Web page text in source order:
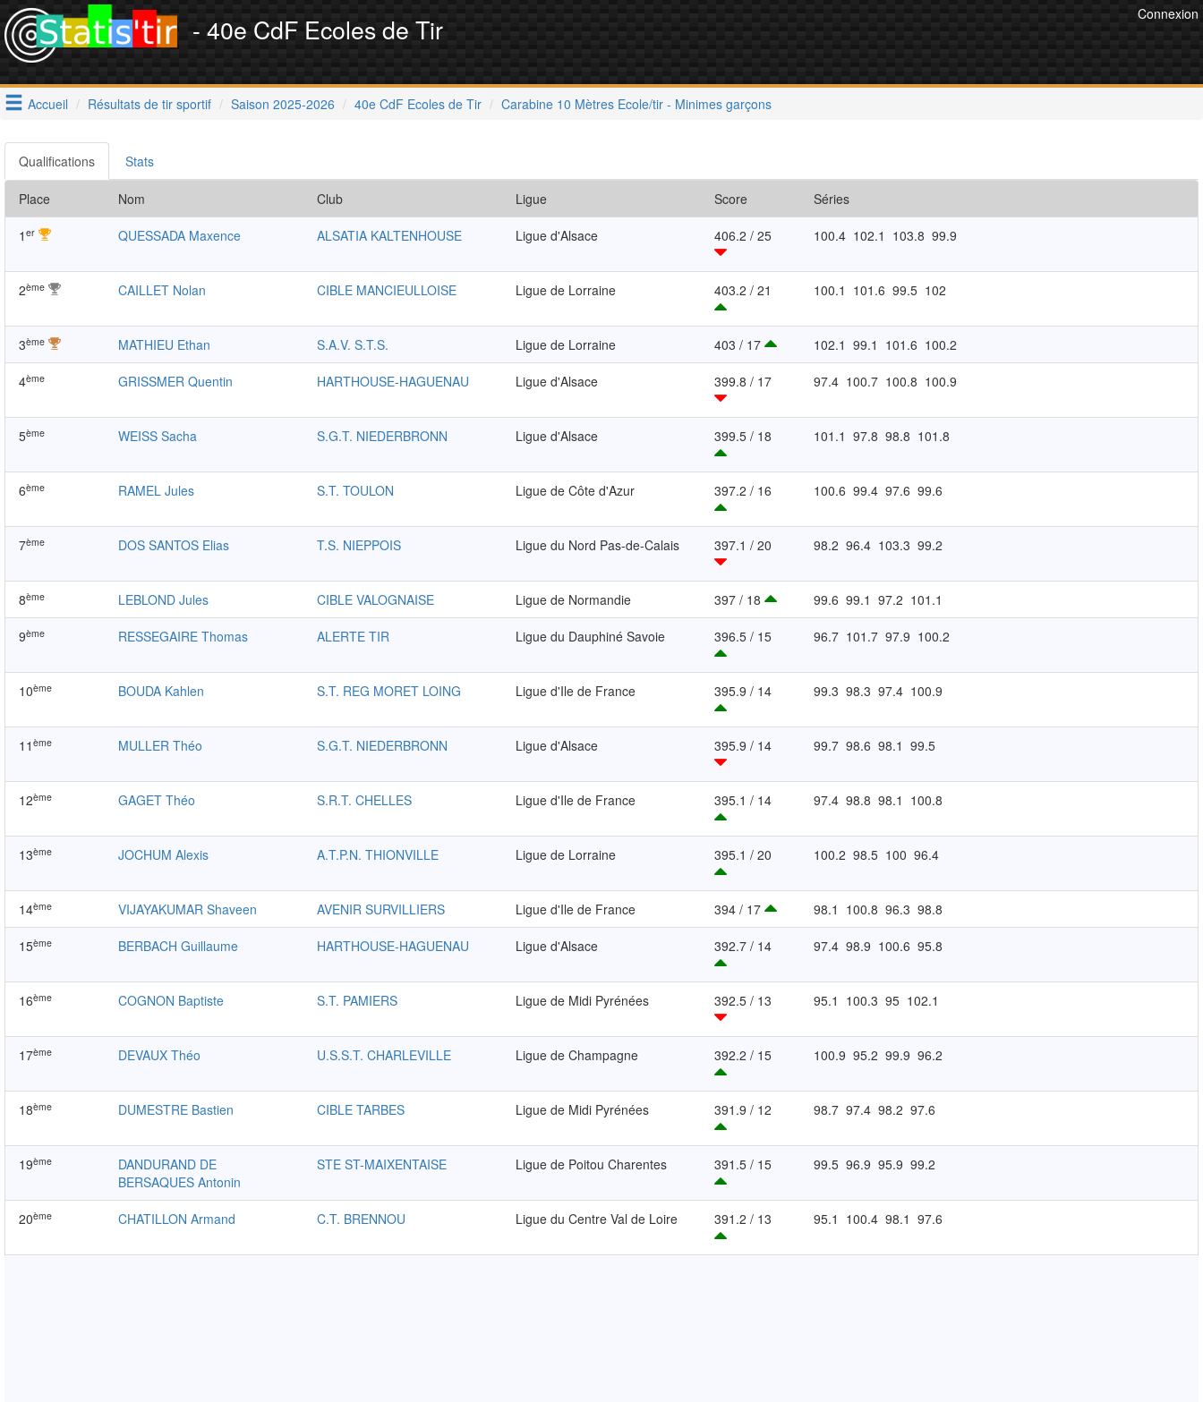
Connexion
- 40e CdF Ecoles de Tir
Accueil Résultats de tir sportif Saison 2025-2026 40e CdF Ecoles de Tir Carabine 10 Mètres Ecole/tir - Minimes garçons
Qualifications Stats
Place Nom Club Ligue Score Séries
1 er QUESSADA Maxence ALSATIA KALTENHOUSE Ligue d'Alsace 406.2 / 25 100.4 102.1 103.8 99.9
2ème CAILLET Nolan CIBLE MANCIEULLOISE Ligue de Lorraine 403.2 / 21 100.1 101.6 99.5 102
3ème MATHIEU Ethan S.A.V. S.T.S. Ligue de Lorraine 403 / 17 102.1 99.1 101.6 100.2
4ème GRISSMER Quentin HARTHOUSE-HAGUENAU Ligue d'Alsace 399.8 / 17 97.4 100.7 100.8 100.9
5ème WEISS Sacha S.G.T. NIEDERBRONN Ligue d'Alsace 399.5 / 18 101.1 97.8 98.8 101.8
6ème RAMEL Jules S.T. TOULON Ligue de Côte d'Azur 397.2 / 16 100.6 99.4 97.6 99.6
7ème DOS SANTOS Elias T.S. NIEPPOIS Ligue du Nord Pas-de-Calais 397.1 / 20 98.2 96.4 103.3 99.2
8ème LEBLOND Jules CIBLE VALOGNAISE Ligue de Normandie 397 / 18 99.6 99.1 97.2 101.1
9ème RESSEGAIRE Thomas ALERTE TIR Ligue du Dauphiné Savoie 396.5 / 15 96.7 101.7 97.9 100.2
10ème BOUDA Kahlen S.T. REG MORET LOING Ligue d'Ile de France 395.9 / 14 99.3 98.3 97.4 100.9
11 ème MULLER Théo S.G.T. NIEDERBRONN Ligue d'Alsace 395.9 / 14 99.7 98.6 98.1 99.5
12ème GAGET Théo S.R.T. CHELLES Ligue d'Ile de France 395.1 / 14 97.4 98.8 98.1 100.8
13ème JOCHUM Alexis A.T.P.N. THIONVILLE Ligue de Lorraine 395.1 / 20 100.2 98.5 100 96.4
14ème VIJAYAKUMAR Shaveen AVENIR SURVILLIERS Ligue d'Ile de France 394 / 17 98.1 100.8 96.3 98.8
15ème BERBACH Guillaume HARTHOUSE-HAGUENAU Ligue d'Alsace 392.7 / 14 97.4 98.9 100.6 95.8
16ème COGNON Baptiste S.T. PAMIERS Ligue de Midi Pyrénées 392.5 / 13 95.1 100.3 95 102.1
17ème DEVAUX Théo U.S.S.T. CHARLEVILLE Ligue de Champagne 392.2 / 15 100.9 95.2 99.9 96.2
18ème DUMESTRE Bastien CIBLE TARBES Ligue de Midi Pyrénées 391.9 / 12 98.7 97.4 98.2 97.6
19ème
DANDURAND DE
BERSAQUES Antonin
STE ST-MAIXENTAISE Ligue de Poitou Charentes 391.5 / 15 99.5 96.9 95.9 99.2
20ème CHATILLON Armand C.T. BRENNOU Ligue du Centre Val de Loire 391.2 / 13 95.1 100.4 98.1 97.6